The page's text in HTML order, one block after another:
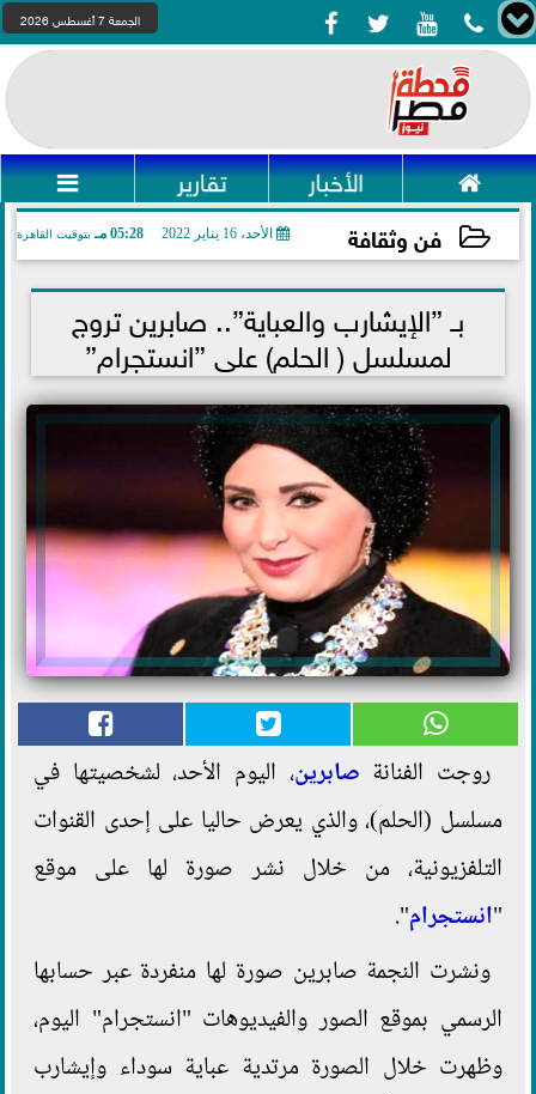
    الجمعة 7 أغسطس 2026
 الأخبار تقارير 
فن وثقافة الأحد، 16 يناير 2022 05:28 مـ بتوقيت القاهرة
2022-01-16 17:28:43بـ ”الإيشارب والعباية”.. صابرين تروج
لمسلسل ( الحلم) على ”انستجرام”
روجت الفنانة صابرين، اليوم الأحد، لشخصيتها في
مسلسل (الحلم)، والذي يعرض حاليا على إحدى القنوات
التلفزيونية، من خلال نشر صورة لها على موقع
"انستجرام".
ونشرت النجمة صابرين صورة لها منفردة عبر حسابها
الرسمي بموقع الصور والفيديوهات "انستجرام" اليوم،
وظهرت خلال الصورة مرتدية عباية سوداء وإيشارب